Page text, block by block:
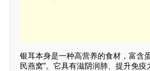
银耳本身是一种高营养的食材，富含
民燕窝”。它具有滋阴润肺、提升免